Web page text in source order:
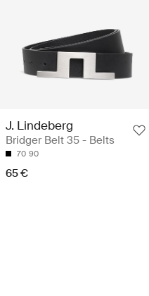
J. Lindeberg
Bridger Belt 35 - Belts
70 90
65 €